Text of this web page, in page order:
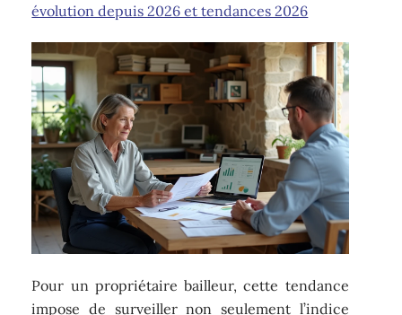
évolution depuis 2026 et tendances 2026
Pour un propriétaire bailleur, cette tendance
impose de surveiller non seulement l’indice